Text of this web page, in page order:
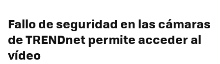
Fallo de seguridad en las cámaras
de TRENDnet permite acceder al
vídeo